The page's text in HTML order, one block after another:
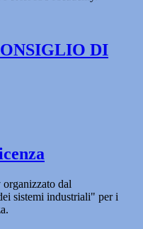
DI
dal
sistemi industriali" per i